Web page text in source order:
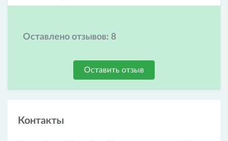
Оставлено отзывов: 8
Оставить отзыв
Контакты